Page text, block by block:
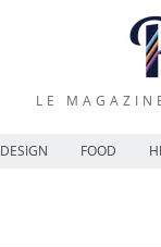
LE
DESIGN FOOD